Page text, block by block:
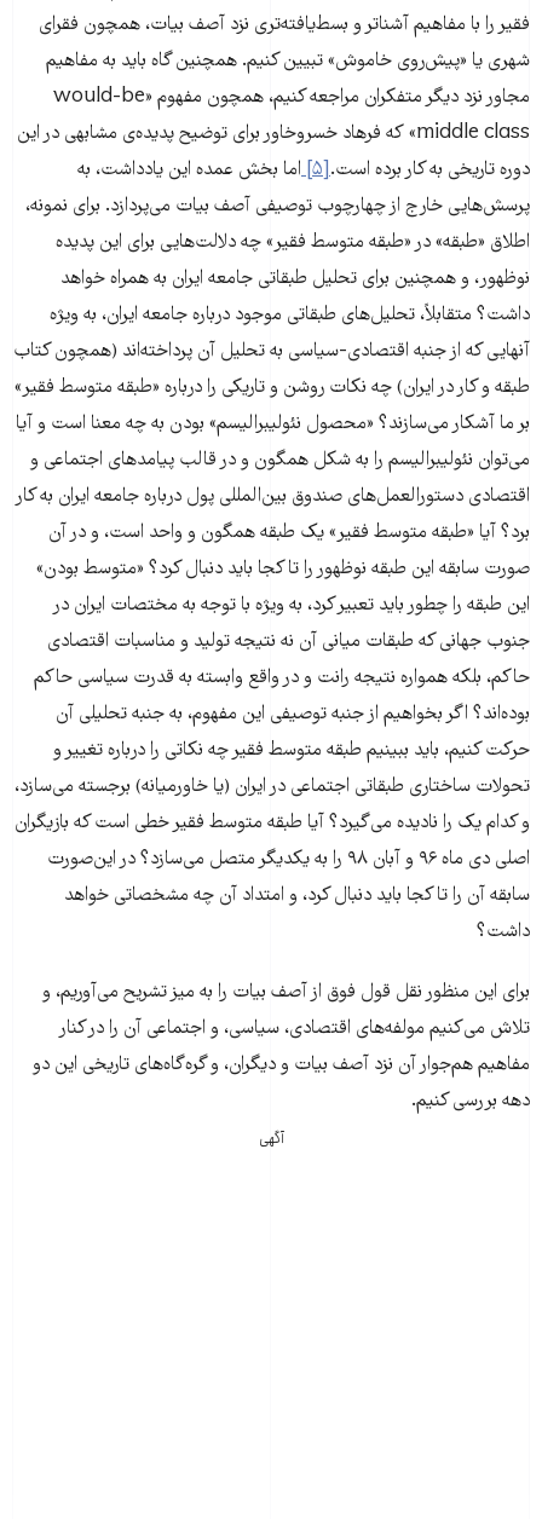
فقیر را با مفاهیم آشناتر و بسط‌یافته‌تری نزد آصف بیات، همچون فقرای
شهری یا «پیش‌روی خاموش» تبیین کنیم. همچنین گاه باید به مفاهیم
مجاور نزد دیگر متفکران مراجعه کنیم، همچون مفهوم «would-be
middle class» که فرهاد خسروخاور برای توضیح پدیده‌ی مشابهی در این
دوره تاریخی به کار برده است.[۵]
اما بخش عمده این یادداشت، به
پرسش‌هایی خارج از چهارچوب توصیفی آصف بیات می‌پردازد. برای نمونه،
اطلاق «طبقه» در «طبقه متوسط فقیر» چه دلالت‌هایی برای این پدیده
نوظهور، و همچنین برای تحلیل طبقاتی جامعه ایران به همراه خواهد
داشت؟ متقابلاً، تحلیل‌های طبقاتی موجود درباره جامعه ایران، به ویژه
آنهایی که از جنبه اقتصادی-سیاسی به تحلیل آن پرداخته‌اند (همچون کتاب
طبقه و کار در ایران) چه نکات روشن و تاریکی را درباره «طبقه متوسط فقیر»
بر ما آشکار می‌سازند؟ «محصول نئولیبرالیسم» بودن به چه معنا است و آیا
می‌توان نئولیبرالیسم را به شکل همگون و در قالب پیامدهای اجتماعی و
اقتصادی دستورالعمل‌های صندوق بین‌المللی پول درباره جامعه ایران به کار
برد؟ آیا «طبقه متوسط فقیر» یک طبقه همگون و واحد است، و در آن
صورت سابقه این طبقه نوظهور را تا کجا باید دنبال کرد؟ «متوسط بودن»
این طبقه را چطور باید تعبیر کرد، به ویژه با توجه به مختصات ایران در
جنوب جهانی که طبقات میانی آن نه نتیجه تولید و مناسبات اقتصادی
حاکم، بلکه همواره نتیجه رانت و در واقع وابسته به قدرت سیاسی حاکم
بوده‌اند؟ اگر بخواهیم از جنبه توصیفی این مفهوم، به جنبه تحلیلی آن
حرکت کنیم، باید ببینیم طبقه متوسط فقیر چه نکاتی را درباره تغییر و
تحولات ساختاری طبقاتی اجتماعی در ایران (یا خاورمیانه) برجسته می‌سازد،
و کدام یک را نادیده می‌گیرد؟ آیا طبقه متوسط فقیر خطی است که بازیگران
اصلی دی ماه ۹۶ و آبان ۹۸ را به یکدیگر متصل می‌سازد؟ در این‌صورت
سابقه آن را تا کجا باید دنبال کرد، و امتداد آن چه مشخصاتی خواهد
داشت؟
برای این منظور نقل قول فوق از آصف بیات را به میز تشریح می‌آوریم، و
تلاش می‌کنیم مولفه‌های اقتصادی، سیاسی، و اجتماعی آن را در کنار
مفاهیم هم‌جوار آن نزد آصف بیات و دیگران، و گره‌گاه‌های تاریخی این دو
دهه بررسی کنیم.
آگهی